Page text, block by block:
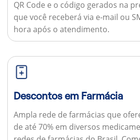
QR Code e o código gerados na
que você receberá via e-mail ou
hora após o atendimento.
Descontos em Farmácia
Ampla rede de farmácias que
de até 70% em diversos